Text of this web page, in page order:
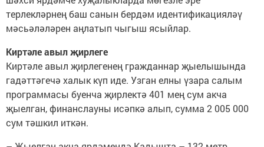
терлекләрнең баш санын бердәм идентификацияләү
мәсьәләләрен аңлатып чыгыш ясыйлар.
Киртәле авыл җирлеге
Киртәле авыл җирле­генең гражданнар җыелы­шында
гадәттәгечә халык күп иде. Узган елны үзара салым
программасы буенча җирлектә 401 мең сум акча
җыелган, финанслау­ны исәпкә алып, сумма ­2 005 000
сум тәшкил иткән.